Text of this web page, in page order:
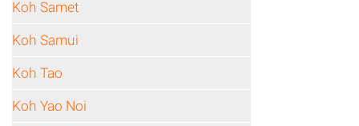
Koh Samet
Koh Samui
Koh Tao
Koh Yao Noi